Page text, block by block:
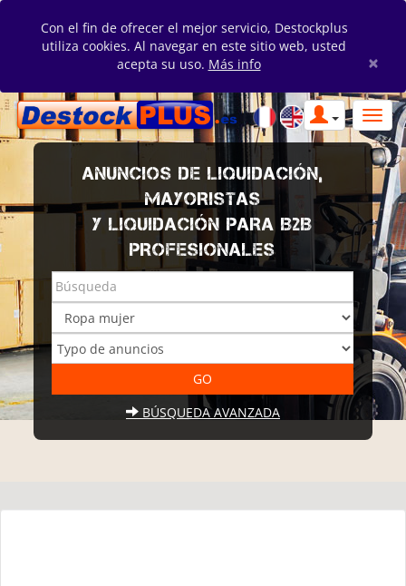
Con el fin de ofrecer el mejor servicio, Destockplus
utiliza cookies. Al navegar en este sitio web, usted
acepta su uso. Más info ×
ANUNCIOS DE LIQUIDACIÓN,
MAYORISTAS
Y LIQUIDACIÓN PARA B2B
PROFESIONALES
BÚSQUEDA AVANZADA